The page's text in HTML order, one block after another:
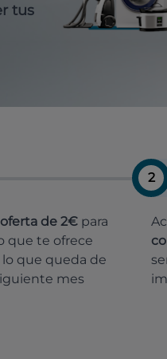
tus
oferta de 2€ para
que te ofrece
que queda de
mes
2